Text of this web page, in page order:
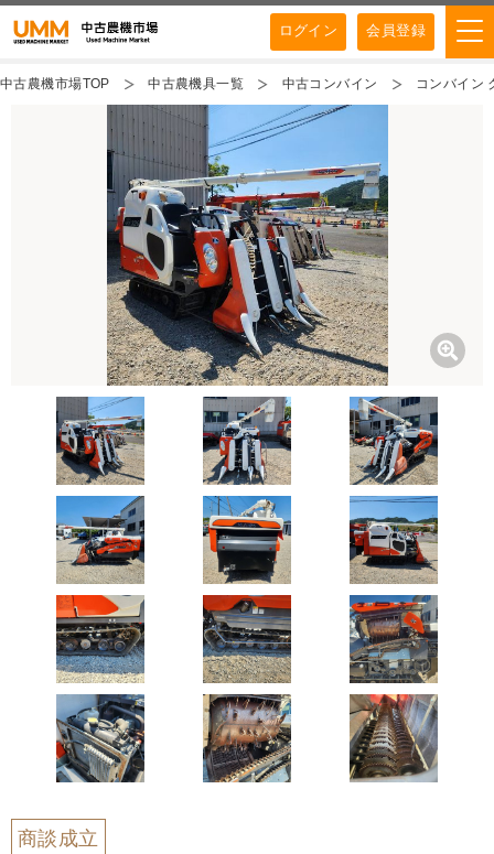
ログイン 会員登録
中古農機市場TOP 中古農機具一覧 中古コンバイン コンバイン
商談成立